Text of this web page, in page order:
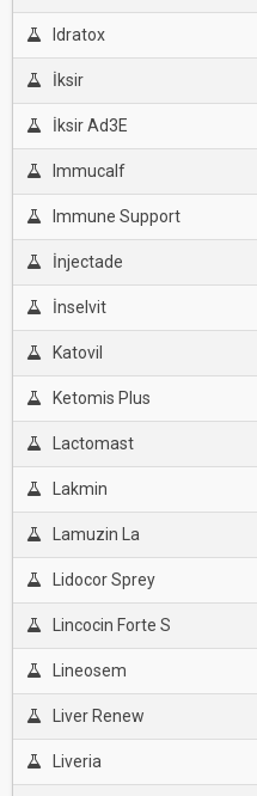
Idratox
İksir
İksir Ad3E
Immucalf
Immune Support
İnjectade
İnselvit
Katovil
Ketomis Plus
Lactomast
Lakmin
Lamuzin La
Lidocor Sprey
Lincocin Forte S
Lineosem
Liver Renew
Liveria